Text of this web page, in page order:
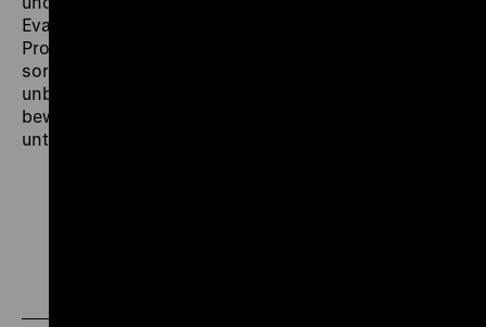
Eva). Der
Produktionsleitung von Liddy Hegewald hat man
sorgsam und liebevoll ein Werk geschaffen, das
unbedingte Publikumswirksamkeit in jedem Kino
beweisen wird. (…) Der Beifall war sehr stark und
unterbrach häufig die Vorführung.“ (7.10.1927) (ps)